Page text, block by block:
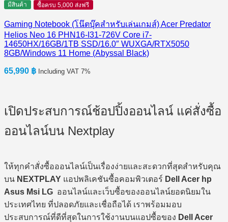
มีสินค้า ซื้อครบ 5,000 ส่งฟรี
Gaming Notebook (โน๊ตบุ๊คสำหรับเล่นเกมส์) Acer Predator
Helios Neo 16 PHN16-I31-726V Core i7-
14650HX/16GB/1TB SSD/16.0″ WUXGA/RTX5050
8GB/Windows 11 Home (Abyssal Black)
65,990 ฿ Including VAT 7%
เปิดประสบการณ์ช้อปปิ้งออนไลน์ แค่สั่งซื้อ
ออนไลน์บน Nextplay
ให้ทุกคำสั่งซื้อออนไลน์เป็นเรื่องง่ายและสะดวกที่สุดสำหรับคุณ
บน NEXTPLAY แอปพลิเคชันซื้อคอมพิวเตอร์ Dell Acer hp
Asus Msi LG ออนไลน์และเว็บซื้อของออนไลน์ยอดนิยมใน
ประเทศไทย ที่ปลอดภัยและเชื่อถือได้ เราพร้อมมอบ
ประสบการณ์ที่ดีที่สุดในการใช้งานบนแอปซื้อของ Dell Acer